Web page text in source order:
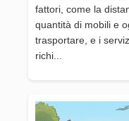
fattori, come la
quantità di mobili e
trasportare, e i
richi...